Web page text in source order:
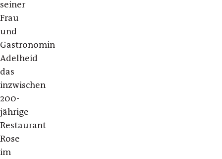
seiner
Frau
und
Gastronomin
Adelheid
das
inzwischen
200-
jährige
Restaurant
Rose
im